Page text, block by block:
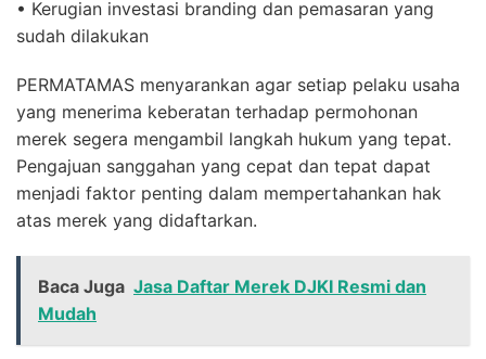
• Kerugian investasi branding dan pemasaran yang
sudah dilakukan
PERMATAMAS menyarankan agar setiap pelaku usaha
yang menerima keberatan terhadap permohonan
merek segera mengambil langkah hukum yang tepat.
Pengajuan sanggahan yang cepat dan tepat dapat
menjadi faktor penting dalam mempertahankan hak
atas merek yang didaftarkan.
Baca Juga Jasa Daftar Merek DJKI Resmi dan
Mudah